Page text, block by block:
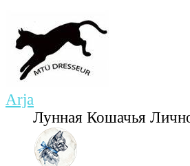
Arja
Лунная Кошачья